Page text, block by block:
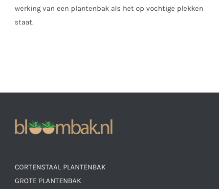
werking van een plantenbak als het op vochtige plekken
staat.
CORTENSTAAL PLANTENBAK
GROTE PLANTENBAK